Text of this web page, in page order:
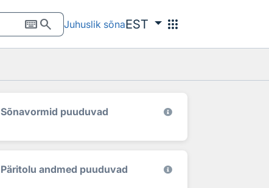
keyboardsearch Juhuslik sõnaEST apps
Sõnavormid puuduvad
Päritolu andmed puuduvad